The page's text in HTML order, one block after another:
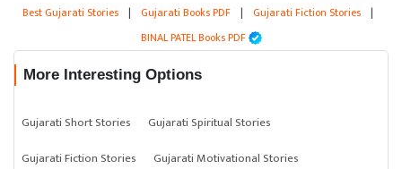
Best Gujarati Stories | Gujarati Books PDF | Gujarati Fiction Stories |
BINAL PATEL Books PDF
More Interesting Options
Gujarati Short Stories
Gujarati Spiritual Stories
Gujarati Fiction Stories
Gujarati Motivational Stories